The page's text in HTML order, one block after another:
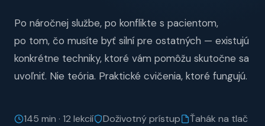
Po náročnej službe, po konflikte s pacientom,
po tom, čo musíte byť silní pre ostatných — existujú
konkrétne techniky, ktoré vám pomôžu skutočne sa
uvoľniť. Nie teória. Praktické cvičenia, ktoré fungujú.
145 min · 12 lekcií Doživotný prístup
Ťahák na tlač